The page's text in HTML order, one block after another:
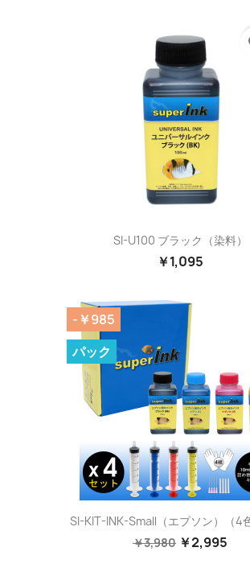
SI-U100 ブラック（染料）
￥1,095
SI-KIT-INK-Small（エプソン）（4
￥3,980 ￥2,995
-￥985
パック